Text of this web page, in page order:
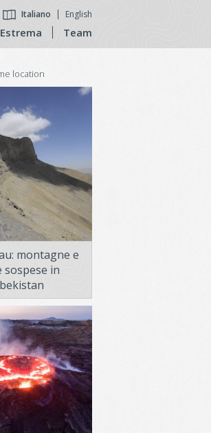
Italiano English
Team
location
montagne e
in